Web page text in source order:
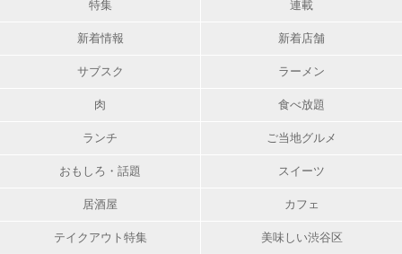
特集 連載
新着情報 新着店舗
サブスク ラーメン
肉 食べ放題
ランチ ご当地グルメ
おもしろ・話題 スイーツ
居酒屋 カフェ
テイクアウト特集 美味しい渋谷区